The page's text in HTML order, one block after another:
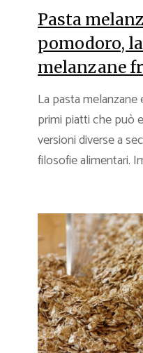
Pasta
pomodoro,
melanzane
La pasta
primi piatti che può
versioni diverse a
filosofie alimentari.